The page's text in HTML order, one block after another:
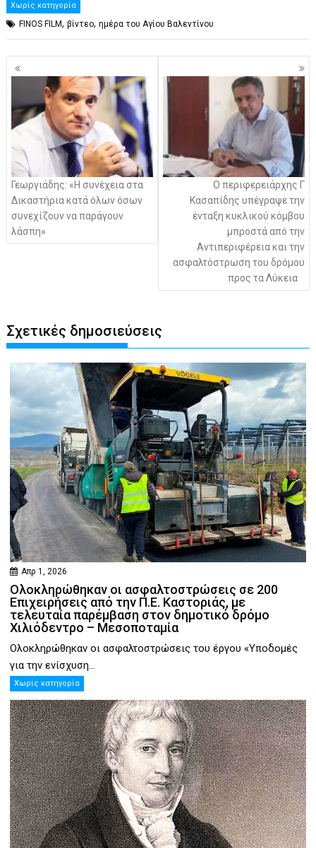
Χωρίς κατηγορία
FINOS FILM,βίντεο,ημέρα του Αγίου Βαλεντίνου
Πλοήγηση
άρθρων
Γεωργιάδης: «Η συνέχεια στα
Δικαστήρια κατά όλων όσων
συνεχίζουν να παράγουν
λάσπη»
Ο περιφερειάρχης Γ
Κασαπίδης υπέγραψε την
ένταξη κυκλικού κόμβου
μπροστά από την
Αντιπεριφέρεια και την
ασφαλτόστρωση του δρόμου
προς τα Λύκεια
Σχετικές δημοσιεύσεις
Απρ 1, 2026
Ολοκληρώθηκαν οι ασφαλτοστρώσεις σε 200
Επιχειρήσεις από την Π.Ε. Καστοριάς, με
τελευταία παρέμβαση στον δημοτικό δρόμο
Χιλιόδεντρο – Μεσοποταμία
Ολοκληρώθηκαν οι ασφαλτοστρώσεις του έργου «Υποδομές
για την ενίσχυση...
Χωρίς κατηγορία